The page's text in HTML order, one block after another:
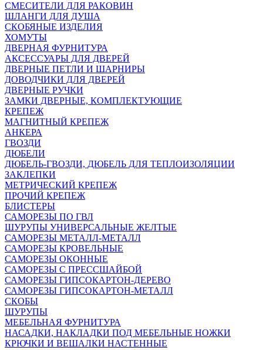
СМЕСИТЕЛИ ДЛЯ РАКОВИН
ШЛАНГИ ДЛЯ ДУША
СКОБЯНЫЕ ИЗДЕЛИЯ
ХОМУТЫ
ДВЕРНАЯ ФУРНИТУРА
АКСЕССУАРЫ ДЛЯ ДВЕРЕЙ
ДВЕРНЫЕ ПЕТЛИ И ШАРНИРЫ
ДОВОДЧИКИ ДЛЯ ДВЕРЕЙ
ДВЕРНЫЕ РУЧКИ
ЗАМКИ ДВЕРНЫЕ, КОМПЛЕКТУЮЩИЕ
КРЕПЕЖ
МАГНИТНЫЙ КРЕПЕЖ
АНКЕРА
ГВОЗДИ
ДЮБЕЛИ
ДЮБЕЛЬ-ГВОЗДИ, ДЮБЕЛЬ ДЛЯ ТЕПЛОИЗОЛЯЦИИ
ЗАКЛЕПКИ
МЕТРИЧЕСКИЙ КРЕПЕЖ
ПРОЧИЙ КРЕПЕЖ
БЛИСТЕРЫ
САМОРЕЗЫ ПО ГВЛ
ШУРУПЫ УНИВЕРСАЛЬНЫЕ ЖЕЛТЫЕ
САМОРЕЗЫ МЕТАЛЛ-МЕТАЛЛ
САМОРЕЗЫ КРОВЕЛЬНЫЕ
САМОРЕЗЫ ОКОННЫЕ
САМОРЕЗЫ С ПРЕССШАЙБОЙ
САМОРЕЗЫ ГИПСОКАРТОН-ДЕРЕВО
САМОРЕЗЫ ГИПСОКАРТОН-МЕТАЛЛ
СКОБЫ
ШУРУПЫ
МЕБЕЛЬНАЯ ФУРНИТУРА
НАСАДКИ, НАКЛАДКИ ПОД МЕБЕЛЬНЫЕ НОЖКИ
КРЮЧКИ И ВЕШАЛКИ НАСТЕННЫЕ